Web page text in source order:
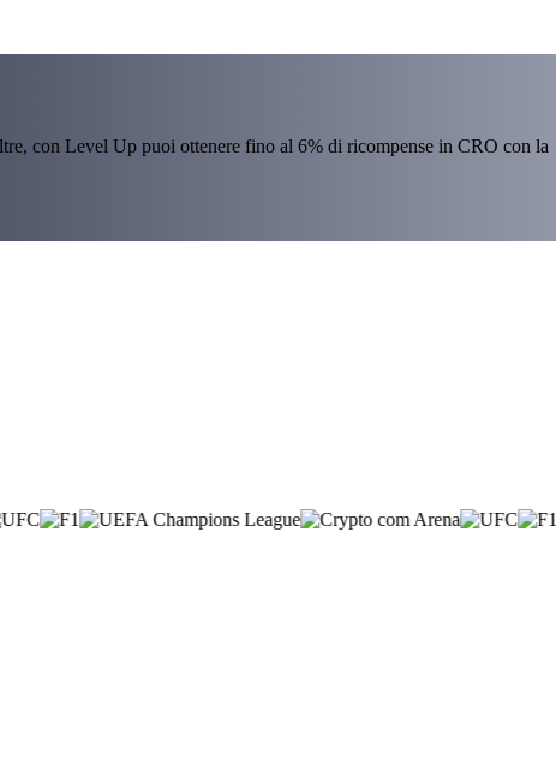
con Level Up puoi ottenere fino al 6% di ricompense in CRO con la